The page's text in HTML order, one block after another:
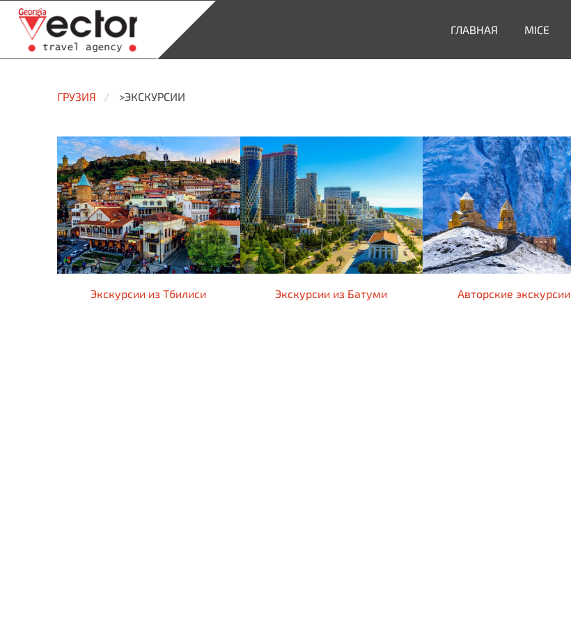
ГЛАВНАЯ MICE
ГРУЗИЯ >ЭКСКУРСИИ
Экскурсии из Тбилиси Экскурсии из Батуми Авторские экскурсии